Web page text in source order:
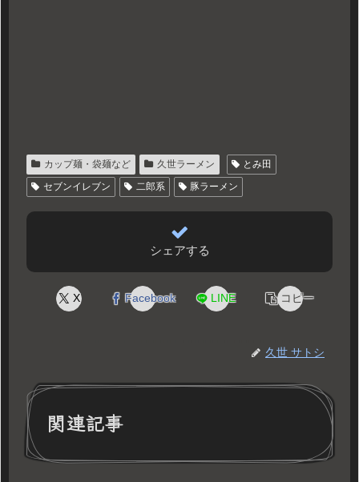
カップ麺・袋麺など 久世ラーメン
とみ田
セブンイレブン
二郎系 豚ラーメン
シェアする
X Facebook LINE コピー
久世 サトシ
関連記事